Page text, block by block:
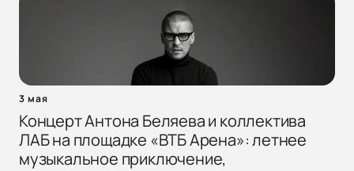
3 мая
Концерт Антона Беляева и коллектива
ЛАБ на площадке «ВТБ Арена»: летнее
музыкальное приключение,